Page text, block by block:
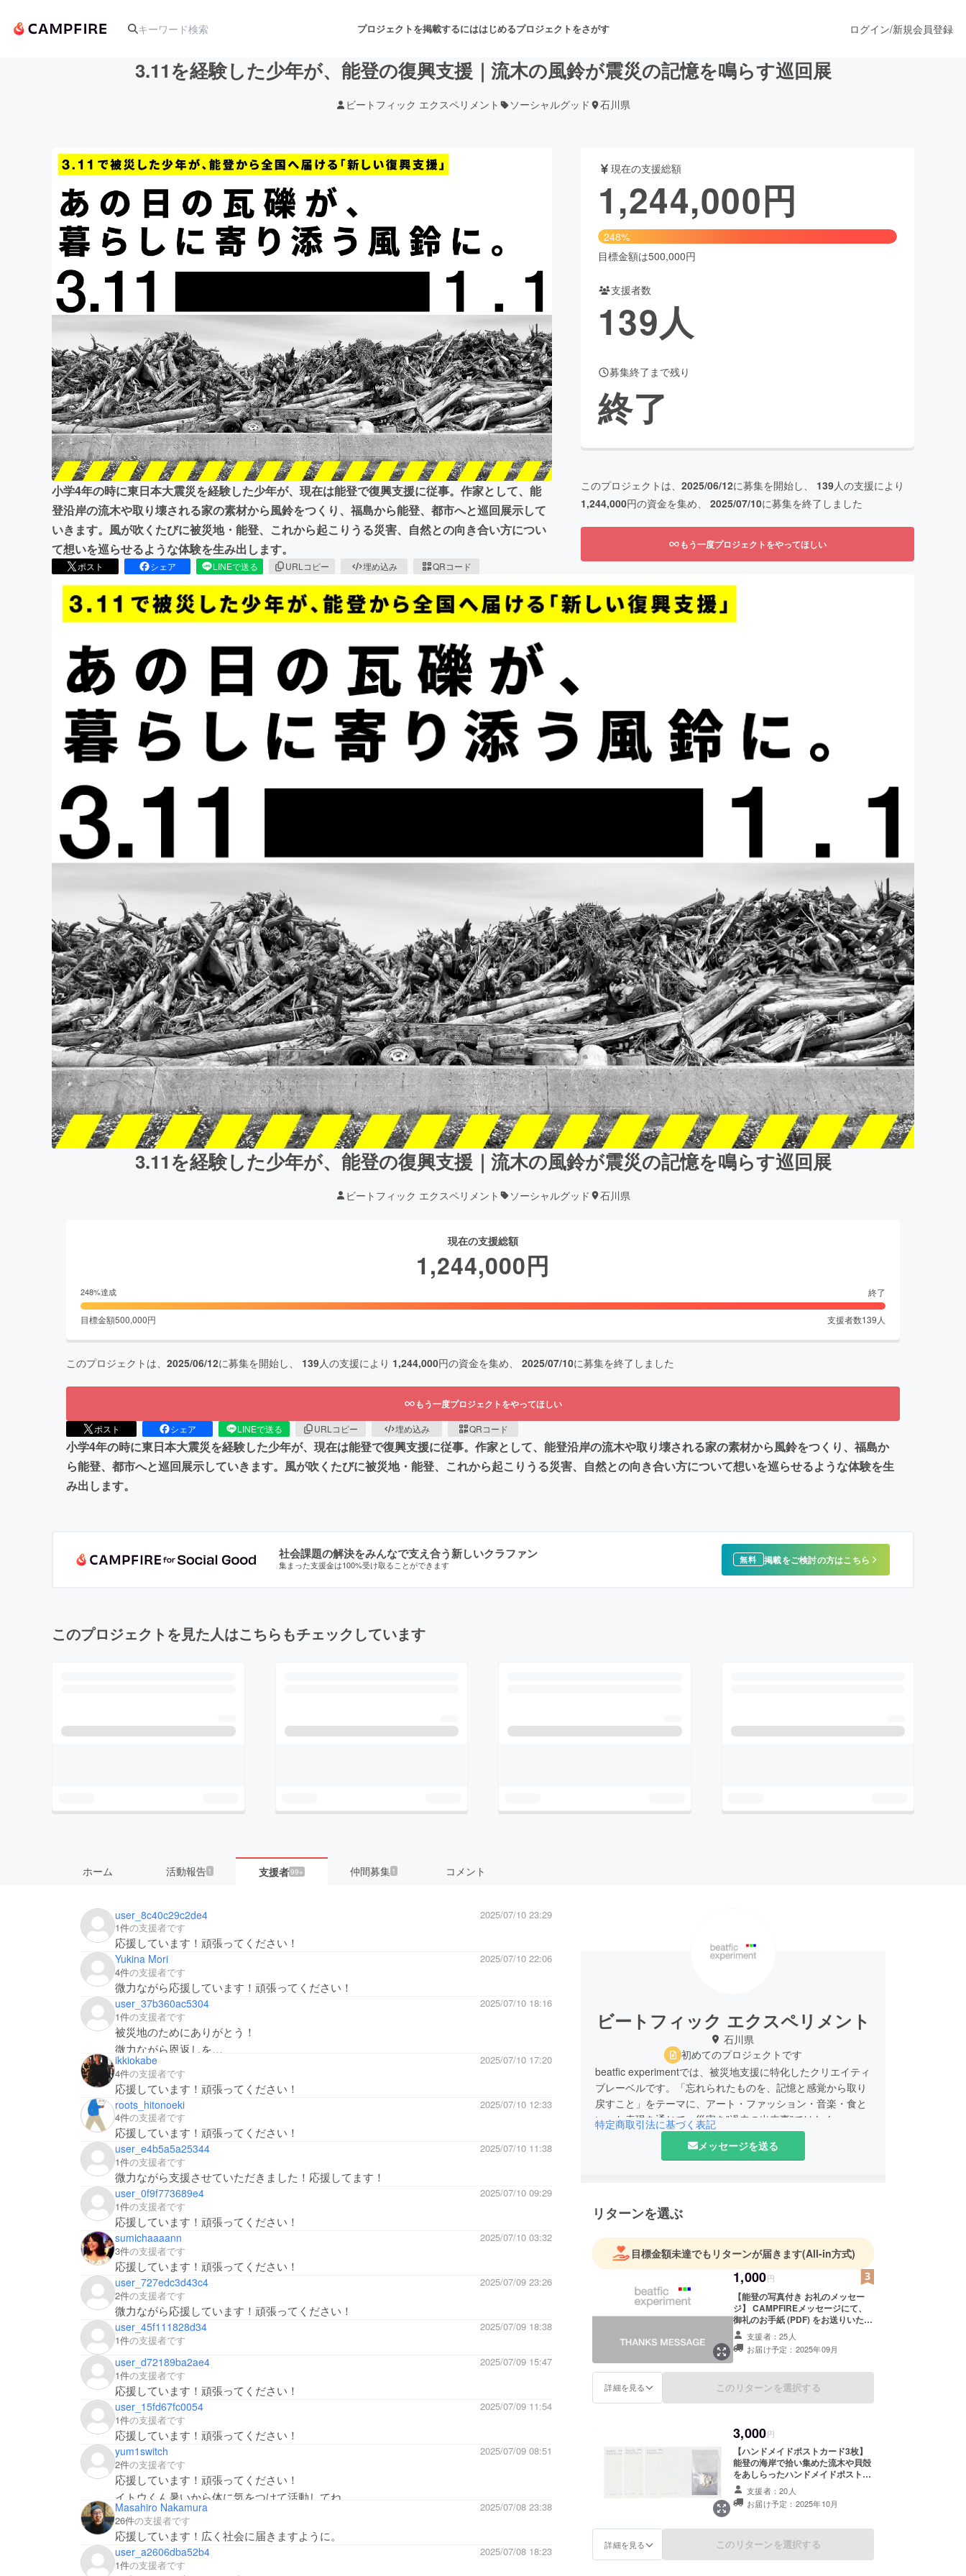
プロジェクトを掲載するにははじめるプロジェクトをさがす
アート・写真 音楽 舞台・パフォーマンス
テクノロジー・ガジェット ゲーム・サービス開発 ファッション
映像・映画 書籍・雑誌出版
ビューティー・ヘルスケア
まちづくり・地域活性化
CAMPFIRE for Social GoodCAMPFIRE Creation
CAMPFIREふるさと納税machi-yaコミュニティ
ログイン/新規会員登録
3.11を経験した少年が、能登の復興支援｜流木の風鈴が震災の記憶を鳴らす巡回展
ビートフィック エクスペリメント ソーシャルグッド 石川県
小学4年の時に東日本大震災を経験した少年が、現在は能登で復興支援に従事。作家として、能
登沿岸の流木や取り壊される家の素材から風鈴をつくり、福島から能登、都市へと巡回展示して
いきます。風が吹くたびに被災地・能登、これから起こりうる災害、自然との向き合い方につい
て想いを巡らせるような体験を生み出します。
ポスト シェア LINEで送る URLコピー 埋め込み QRコード
現在の支援総額
1,244,000円
248%
目標金額は500,000円
支援者数
139人
募集終了まで残り
終了
このプロジェクトは、 2025/06/12に募集を開始し、 139人の支援により
1,244,000円の資金を集め、 2025/07/10に募集を終了しました
もう一度プロジェクトをやってほしい
3.11を経験した少年が、能登の復興支援｜流木の風鈴が震災の記憶を鳴らす巡回展
ビートフィック エクスペリメント ソーシャルグッド 石川県
現在の支援総額
1,244,000円
248%達成 終了
目標金額500,000円 支援者数139 人
このプロジェクトは、 2025/06/12に募集を開始し、 139人の支援により 1,244,000円の資金を集め、 2025/07/10に募集を終了しました
もう一度プロジェクトをやってほしい
ポスト シェア LINEで送る URLコピー 埋め込み QRコード
小学4年の時に東日本大震災を経験した少年が、現在は能登で復興支援に従事。作家として、能登沿岸の流木や取り壊される家の素材から風鈴をつくり、福島か
ら能登、都市へと巡回展示していきます。風が吹くたびに被災地・能登、これから起こりうる災害、自然との向き合い方について想いを巡らせるような体験を生
み出します。
社会課題の解決をみんなで支え合う新しいクラファン
集まった支援金は100%受け取ることができます 無料 掲載をご検討の方はこちら
このプロジェクトを見た人はこちらもチェックしています
ホーム 活動報告 1 支援者99+ 仲間募集 1 コメント
user_8c40c29c2de4
2025/07/10 23:29
1件の支援者です
応援しています！頑張ってください！
Yukina Mori
2025/07/10 22:06
4件の支援者です
微力ながら応援しています！頑張ってください！
user_37b360ac5304
2025/07/10 18:16
1件の支援者です
被災地のためにありがとう！
微力ながら恩返しを…
ikkiokabe
2025/07/10 17:20
4件の支援者です
応援しています！頑張ってください！
roots_hitonoeki
2025/07/10 12:33
4件の支援者です
応援しています！頑張ってください！
user_e4b5a5a25344
2025/07/10 11:38
1件の支援者です
微力ながら支援させていただきました！応援してます！
user_0f9f773689e4
2025/07/10 09:29
1件の支援者です
応援しています！頑張ってください！
sumichaaaann
2025/07/10 03:32
3件の支援者です
応援しています！頑張ってください！
user_727edc3d43c4
2025/07/09 23:26
2件の支援者です
微力ながら応援しています！頑張ってください！
user_45f111828d34
2025/07/09 18:38
1件の支援者です
user_d72189ba2ae4
2025/07/09 15:47
1件の支援者です
応援しています！頑張ってください！
user_15fd67fc0054
2025/07/09 11:54
1件の支援者です
応援しています！頑張ってください！
yum1switch
2025/07/09 08:51
2件の支援者です
応援しています！頑張ってください！
イトウくん暑いから体に気をつけて活動してね。
Masahiro Nakamura
2025/07/08 23:38
26件の支援者です
応援しています！広く社会に届きますように。
user_a2606dba52b4
2025/07/08 18:23
1件の支援者です
ビートフィック エクスペリメント
石川県
初めてのプロジェクトです
beatfic experimentでは、被災地支援に特化したクリエイティ
ブレーベルです。「忘れられたものを、記憶と感覚から取り
戻すこと」をテーマに、アート・ファッション・音楽・食と
いった表現を通じて、災害を”過去の出来事”ではなく、一人
ひとりに関係する”現在進行形の問い”として捉え直すプロ
ジェクトを展開しています。
特定商取引法に基づく表記
メッセージを送る
リターンを選ぶ
目標金額未達でもリターンが届きます(All-in方式)
1,000円
【能登の写真付き お礼のメッセー
ジ】 CAMPFIREメッセージにて、
御礼のお手紙 (PDF) をお送りいたし
ます。 ※本リターンに配送はござい
ません。CAMPFIREメッセージにて
送付させていただきます。 ※適格請
のあるインボイスが必要な場合は、
支援者：25人
お届け予定：2025年09月
詳細を見る このリターンを選択する
3,000円
【ハンドメイドポストカード3枚】
能登の海岸で拾い集めた流木や貝殻
をあしらったハンドメイドポスト
カード3枚セット。そのまま閉じ込
めた “能登の記憶のかけら” を、手
のひらで感じてください。 部屋に
のもよし。大切な人に贈って、いつ
か起こりうる自然災害への小さな
支援者：20人
お届け予定：2025年10月
詳細を見る このリターンを選択する